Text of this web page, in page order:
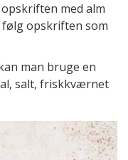
med alm
følg opskriften som
man bruge en
salt, friskkværnet